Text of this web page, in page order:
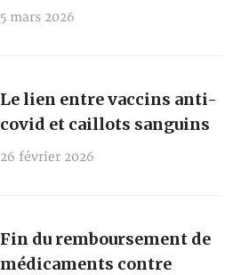
5 mars 2026
Le lien entre vaccins anti-
covid et caillots sanguins
26 février 2026
Fin du remboursement de
médicaments contre